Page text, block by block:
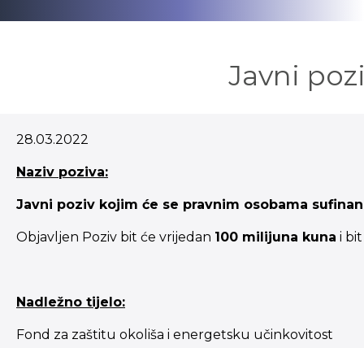
Javni
28.03.2022
Naziv poziva:
Javni poziv kojim će se pravnim osobama
Objavljen Poziv bit će vrijedan 100 milijuna kuna i
Nadležno tijelo:
Fond za zaštitu okoliša i energetsku učinkovitost